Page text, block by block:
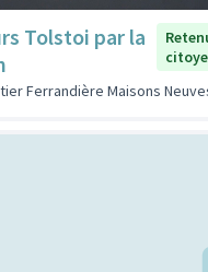
Tolstoi par la
Ferrandière Maisons